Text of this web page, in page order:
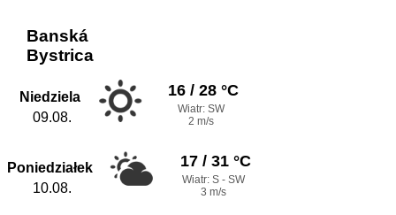
Banská
Bystrica
Niedziela
09.08.
16 / 28 °C
Wiatr: SW
2 m/s
Poniedziałek
10.08.
17 / 31 °C
Wiatr: S - SW
3 m/s